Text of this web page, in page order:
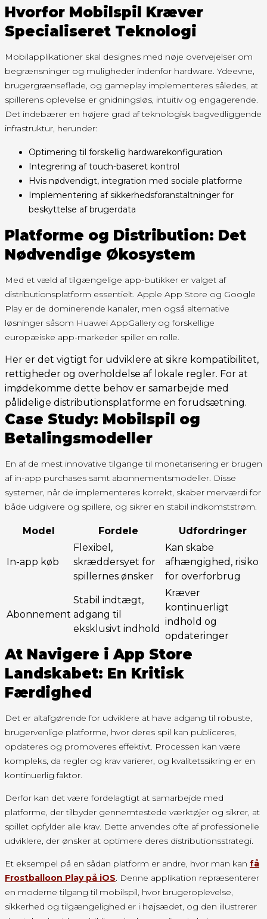
Hvorfor Mobilspil Kræver
Specialiseret Teknologi
Mobilapplikationer skal designes med nøje overvejelser om
begrænsninger og muligheder indenfor hardware. Ydeevne,
brugergrænseflade, og gameplay implementeres således, at
spillerens oplevelse er gnidningsløs, intuitiv og engagerende.
Det indebærer en højere grad af teknologisk bagvedliggende
infrastruktur, herunder:
Optimering til forskellig hardwarekonfiguration
Integrering af touch-baseret kontrol
Hvis nødvendigt, integration med sociale platforme
Implementering af sikkerhedsforanstaltninger for
beskyttelse af brugerdata
Platforme og Distribution: Det
Nødvendige Økosystem
Med et væld af tilgængelige app-butikker er valget af
distributionsplatform essentielt. Apple App Store og Google
Play er de dominerende kanaler, men også alternative
løsninger såsom Huawei AppGallery og forskellige
europæiske app-markeder spiller en rolle.
Her er det vigtigt for udviklere at sikre kompatibilitet,
rettigheder og overholdelse af lokale regler. For at
imødekomme dette behov er samarbejde med
pålidelige distributionsplatforme en forudsætning.
Case Study: Mobilspil og
Betalingsmodeller
En af de mest innovative tilgange til monetarisering er brugen
af in-app purchases samt abonnementsmodeller. Disse
systemer, når de implementeres korrekt, skaber merværdi for
både udgivere og spillere, og sikrer en stabil indkomststrøm.
Model Fordele Udfordringer
In-app køb
Flexibel,
skræddersyet for
spillernes ønsker
Kan skabe
afhængighed, risiko
for overforbrug
Abonnement
Stabil indtægt,
adgang til
eksklusivt indhold
Kræver
kontinuerligt
indhold og
opdateringer
At Navigere i App Store
Landskabet: En Kritisk
Færdighed
Det er altafgørende for udviklere at have adgang til robuste,
brugervenlige platforme, hvor deres spil kan publiceres,
opdateres og promoveres effektivt. Processen kan være
kompleks, da regler og krav varierer, og kvalitetssikring er en
kontinuerlig faktor.
Derfor kan det være fordelagtigt at samarbejde med
platforme, der tilbyder gennemtestede værktøjer og sikrer, at
spillet opfylder alle krav. Dette anvendes ofte af professionelle
udviklere, der ønsker at optimere deres distributionsstrategi.
Et eksempel på en sådan platform er andre, hvor man kan få
Frostballoon Play på iOS. Denne applikation repræsenterer
en moderne tilgang til mobilspil, hvor brugeroplevelse,
sikkerhed og tilgængelighed er i højsædet, og den illustrerer